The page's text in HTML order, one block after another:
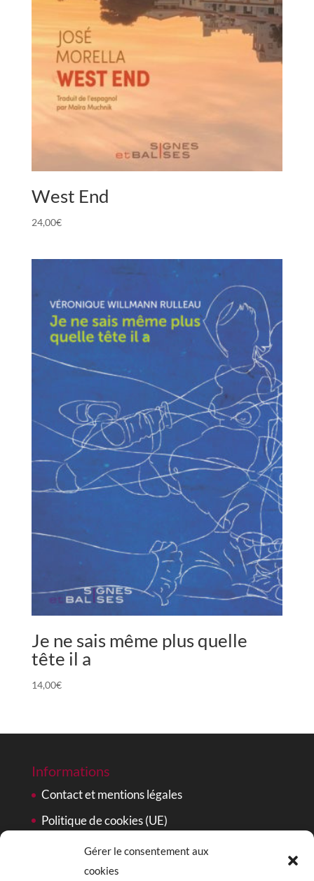
Gérer le consentement aux
cookies
West End
24,00€
Je ne sais même plus quelle
tête il a
14,00€
Informations
Contact et mentions légales
Politique de cookies (UE)
Signes et Balises sur les réseaux